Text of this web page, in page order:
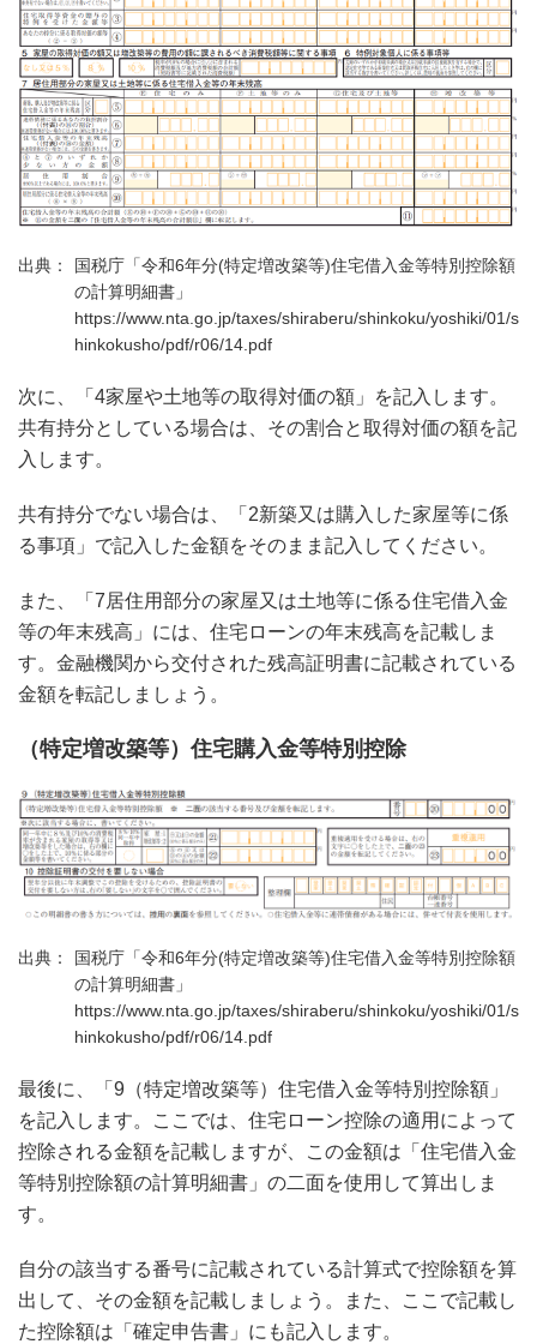
国税庁「令和6年分(特定増改築等)住宅借入金等特別控除額
の計算明細書」
https://www.nta.go.jp/taxes/shiraberu/shinkoku/yoshiki/01/s
hinkokusho/pdf/r06/14.pdf
次に、「4家屋や土地等の取得対価の額」を記入します。
共有持分としている場合は、その割合と取得対価の額を記
入します。
共有持分でない場合は、「2新築又は購入した家屋等に係
る事項」で記入した金額をそのまま記入してください。
また、「7居住用部分の家屋又は土地等に係る住宅借入金
等の年末残高」には、住宅ローンの年末残高を記載しま
す。金融機関から交付された残高証明書に記載されている
金額を転記しましょう。
（特定増改築等）住宅購入金等特別控除
国税庁「令和6年分(特定増改築等)住宅借入金等特別控除額
の計算明細書」
https://www.nta.go.jp/taxes/shiraberu/shinkoku/yoshiki/01/s
hinkokusho/pdf/r06/14.pdf
最後に、「9（特定増改築等）住宅借入金等特別控除額」
を記入します。ここでは、住宅ローン控除の適用によって
控除される金額を記載しますが、この金額は「住宅借入金
等特別控除額の計算明細書」の二面を使用して算出しま
す。
自分の該当する番号に記載されている計算式で控除額を算
出して、その金額を記載しましょう。また、ここで記載し
た控除額は「確定申告書」にも記入します。